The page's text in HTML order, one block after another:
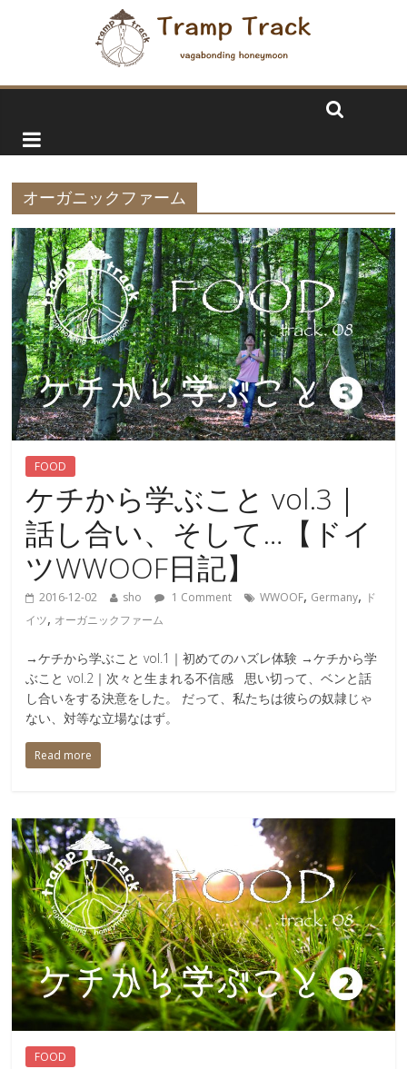
オーガニックファーム
FOOD
ケチから学ぶこと vol.3｜
話し合い、そして…【ドイ
ツWWOOF日記】
2016-12-02 sho 1 Comment WWOOF, Germany, ド
イツ, オーガニックファーム
→ケチから学ぶこと vol.1｜初めてのハズレ体験 →ケチから学
ぶこと vol.2｜次々と生まれる不信感 思い切って、ベンと話
し合いをする決意をした。 だって、私たちは彼らの奴隷じゃ
ない、対等な立場なはず。
Read more
FOOD